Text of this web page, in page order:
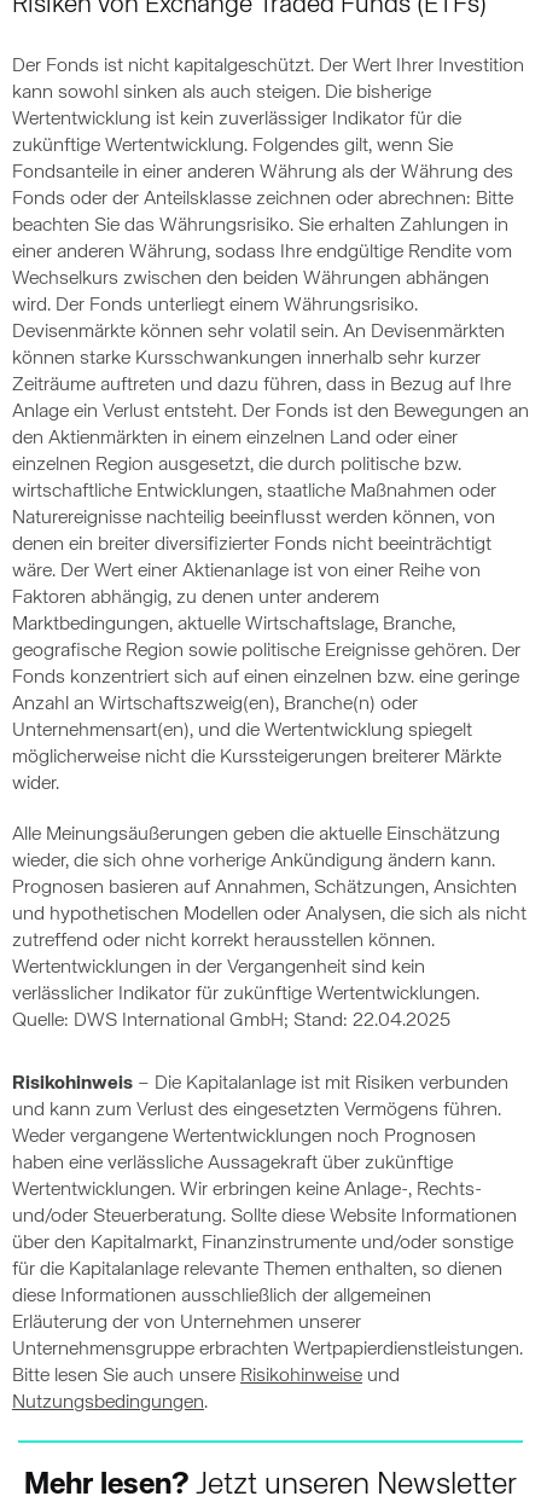
Risiken von Exchange Traded Funds (ETFs)
Der Fonds ist nicht kapitalgeschützt. Der Wert Ihrer Investition
kann sowohl sinken als auch steigen. Die bisherige
Wertentwicklung ist kein zuverlässiger Indikator für die
zukünftige Wertentwicklung. Folgendes gilt, wenn Sie
Fondsanteile in einer anderen Währung als der Währung des
Fonds oder der Anteilsklasse zeichnen oder abrechnen: Bitte
beachten Sie das Währungsrisiko. Sie erhalten Zahlungen in
einer anderen Währung, sodass Ihre endgültige Rendite vom
Wechselkurs zwischen den beiden Währungen abhängen
wird. Der Fonds unterliegt einem Währungsrisiko.
Devisenmärkte können sehr volatil sein. An Devisenmärkten
können starke Kursschwankungen innerhalb sehr kurzer
Zeiträume auftreten und dazu führen, dass in Bezug auf Ihre
Anlage ein Verlust entsteht. Der Fonds ist den Bewegungen an
den Aktienmärkten in einem einzelnen Land oder einer
einzelnen Region ausgesetzt, die durch politische bzw.
wirtschaftliche Entwicklungen, staatliche Maßnahmen oder
Naturereignisse nachteilig beeinflusst werden können, von
denen ein breiter diversifizierter Fonds nicht beeinträchtigt
wäre. Der Wert einer Aktienanlage ist von einer Reihe von
Faktoren abhängig, zu denen unter anderem
Marktbedingungen, aktuelle Wirtschaftslage, Branche,
geografische Region sowie politische Ereignisse gehören. Der
Fonds konzentriert sich auf einen einzelnen bzw. eine geringe
Anzahl an Wirtschaftszweig(en), Branche(n) oder
Unternehmensart(en), und die Wertentwicklung spiegelt
möglicherweise nicht die Kurssteigerungen breiterer Märkte
wider.
Alle Meinungsäußerungen geben die aktuelle Einschätzung
wieder, die sich ohne vorherige Ankündigung ändern kann.
Prognosen basieren auf Annahmen, Schätzungen, Ansichten
und hypothetischen Modellen oder Analysen, die sich als nicht
zutreffend oder nicht korrekt herausstellen können.
Wertentwicklungen in der Vergangenheit sind kein
verlässlicher Indikator für zukünftige Wertentwicklungen.
Quelle: DWS International GmbH; Stand: 22.04.2025
Risikohinweis – Die Kapitalanlage ist mit Risiken verbunden
und kann zum Verlust des eingesetzten Vermögens führen.
Weder vergangene Wertentwicklungen noch Prognosen
haben eine verlässliche Aussagekraft über zukünftige
Wertentwicklungen. Wir erbringen keine Anlage-, Rechts-
und/oder Steuerberatung. Sollte diese Website Informationen
über den Kapitalmarkt, Finanzinstrumente und/oder sonstige
für die Kapitalanlage relevante Themen enthalten, so dienen
diese Informationen ausschließlich der allgemeinen
Erläuterung der von Unternehmen unserer
Unternehmensgruppe erbrachten Wertpapierdienstleistungen.
Bitte lesen Sie auch unsere Risikohinweise und
Nutzungsbedingungen.
Mehr lesen? Jetzt unseren Newsletter